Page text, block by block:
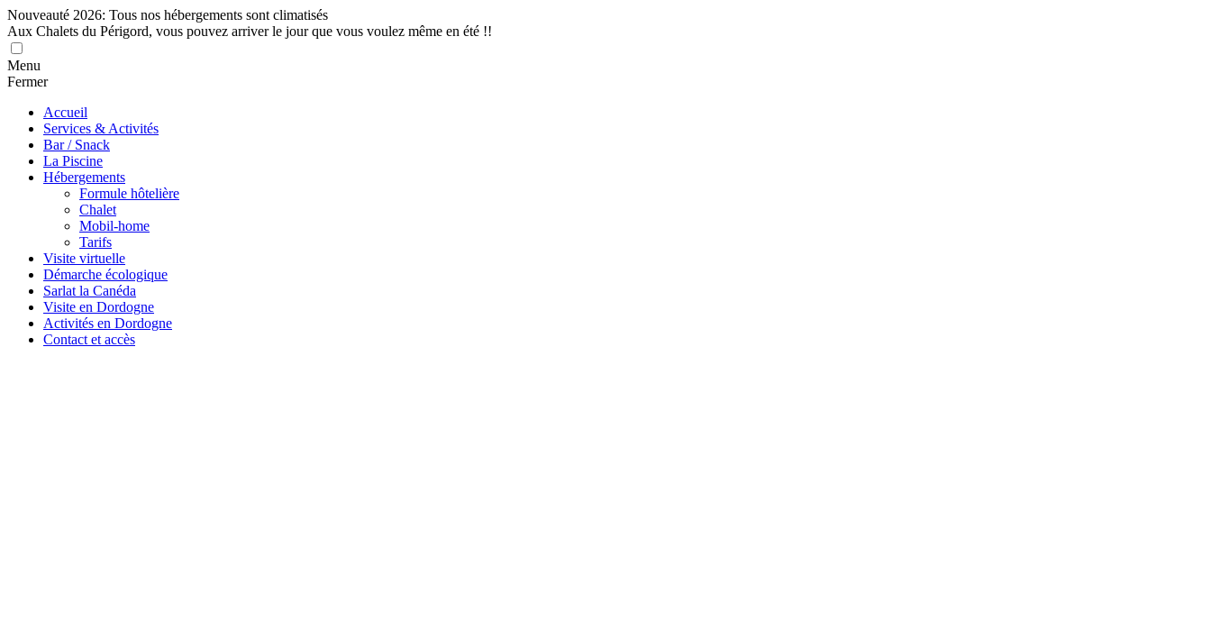
Nouveauté 2026: Tous nos hébergements sont climatisés
Aux Chalets du Périgord, vous pouvez arriver le jour que vous voulez même en été !!
Menu
Fermer
Accueil
Services & Activités
Bar / Snack
La Piscine
Hébergements
Formule hôtelière
Chalet
Mobil-home
Tarifs
Visite virtuelle
Démarche écologique
Sarlat la Canéda
Visite en Dordogne
Activités en Dordogne
Contact et accès